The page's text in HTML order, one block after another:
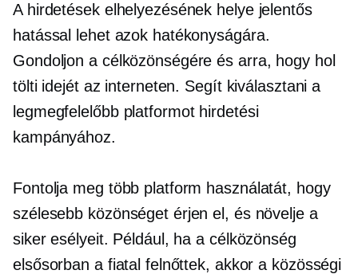
A hirdetések elhelyezésének helye jelentős
hatással lehet azok hatékonyságára.
Gondoljon a célközönségére és arra, hogy hol
tölti idejét az interneten. Segít kiválasztani a
legmegfelelőbb platformot hirdetési
kampányához.
Fontolja meg több platform használatát, hogy
szélesebb közönséget érjen el, és növelje a
siker esélyeit. Például, ha a célközönség
elsősorban a fiatal felnőttek, akkor a közösségi